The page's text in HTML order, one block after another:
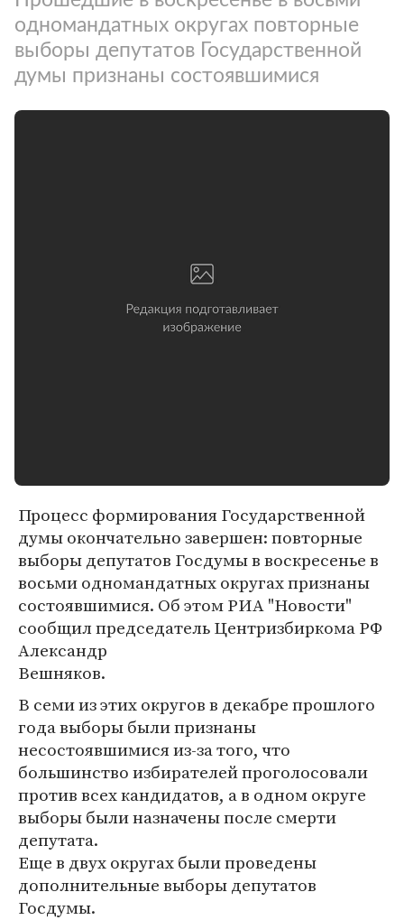
одномандатных округах повторные
выборы депутатов Государственной
думы признаны состоявшимися
Процесс формирования Государственной
думы окончательно завершен: повторные
выборы депутатов Госдумы в воскресенье в
восьми одномандатных округах признаны
состоявшимися. Об этом РИА "Новости"
сообщил председатель Центризбиркома РФ
Александр
Вешняков.
В семи из этих округов в декабре прошлого
года выборы были признаны
несостоявшимися из-за того, что
большинство избирателей проголосовали
против всех кандидатов, а в одном округе
выборы были назначены после смерти
депутата.
Еще в двух округах были проведены
дополнительные выборы депутатов
Госдумы.